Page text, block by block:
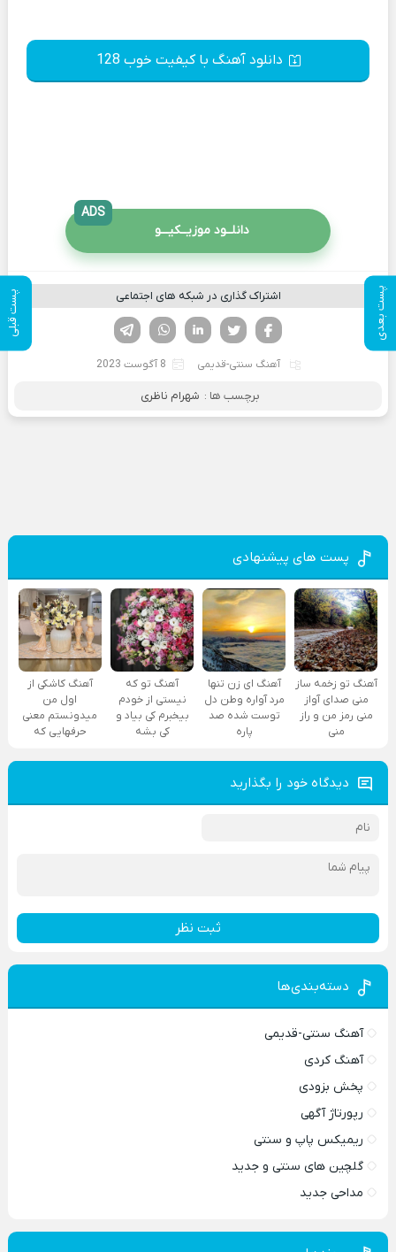
پست بعدی پست قبلی
دانلود آهنگ با کیفیت خوب 128
دانلــود موزیــکیـــو
ADS
اشتراک گذاری در شبکه های اجتماعی
لینکدین تویتر
فیسوک
آهنگ سنتی-قدیمی 8 آگوست 2023
برچسب ها : شهرام ناظری
پست های پیشنهادی
آهنگ تو زخمه ساز
منی صدای آواز
منی رمز من و راز
منی
آهنگ ای زن تنها
مرد آواره وطن دل
توست شده صد
پاره
آهنگ تو که
نیستی از خودم
بیخبرم کی بیاد و
کی بشه
آهنگ کاشکی از
اول من
میدونستم معنی
حرفهایی که
دیدگاه خود را بگذارید
ثبت نظر
دسته‌بندی‌ها
آهنگ سنتی-قدیمی
آهنگ کردی
پخش بزودی
رپورتاژ آگهی
ریمیکس پاپ و سنتی
گلچین های سنتی و جدید
مداحی جدید